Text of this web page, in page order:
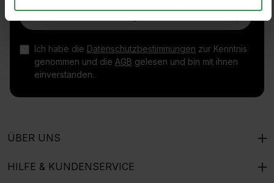
E-Mail-Adresse*
Ich habe die Datenschutzbestimmungen zur Kenntnis
genommen und die AGB gelesen und bin mit ihnen
einverstanden.
ÜBER UNS
HILFE & KUNDENSERVICE